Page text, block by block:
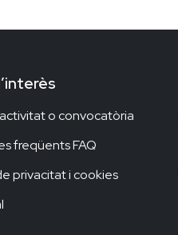
o convocatòria
freqüents FAQ
privacitat i cookies